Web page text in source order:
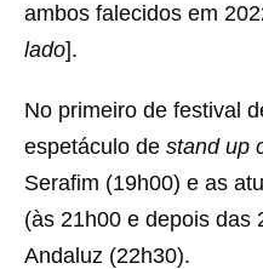
ambos falecidos em
lado].
No primeiro de festival
espetáculo de stand up
Serafim (19h00) e as
(às 21h00 e depois das
Andaluz (22h30).